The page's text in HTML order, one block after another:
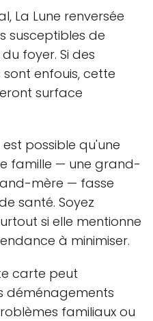
La Lune renversée
susceptibles de
foyer. Si des
enfouis, cette
surface
est possible qu'une
famille — une grand-
mère — fasse
santé. Soyez
si elle mentionne
à minimiser.
carte peut
déménagements
familiaux ou